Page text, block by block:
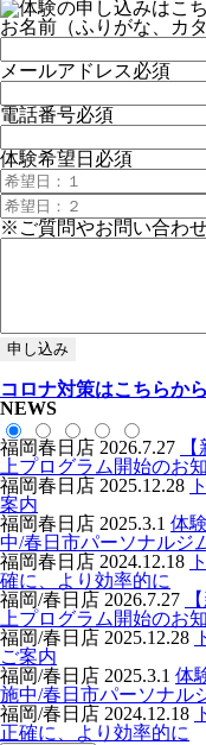
お名前（ふりがな、カタ
メールアドレス必須
電話番号必須
体験希望日 必須
※ご質問やお問い合わ
コロナ対策はこちらから
NEWS
福岡春日店 2026.7.27
上プログラム開始のお
福岡春日店 2025.12.28
案内
福岡春日店 2025.3.1 体
中/春日市パーソナルジ
福岡春日店 2024.12.18
確に、より効率的に
福岡/春日店 2026.7.27
上プログラム開始のお
福岡/春日店 2025.12.28
ご案内
福岡/春日店 2025.3.1 体
施中/春日市パーソナル
福岡/春日店 2024.12.18
正確に、より効率的に